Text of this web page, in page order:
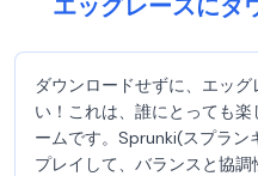
ダウンロードせずに、エッ
い！これは、誰にとっても
ームです。Sprunki(スプラン
プレイして、バランスと協